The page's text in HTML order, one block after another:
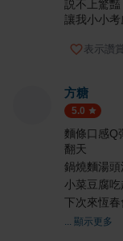
説不上驚
讓我小小考
表示讚
方糖
5.0
麵條口感Q
翻天
鍋燒麵湯
小菜豆腐
下次來恆
... 顯示更多